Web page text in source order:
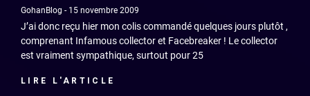
GohanBlog 15 novembre 2009
J’ai donc reçu hier mon colis commandé quelques jours plutôt ,
comprenant Infamous collector et Facebreaker ! Le collector
est vraiment sympathique, surtout pour 25
LIRE L'ARTICLE